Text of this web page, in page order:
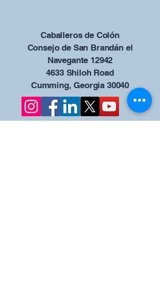
Caballeros de Colón
Consejo de San Brandán el
Navegante 12942
4633 Shiloh Road
Cumming, Georgia 30040